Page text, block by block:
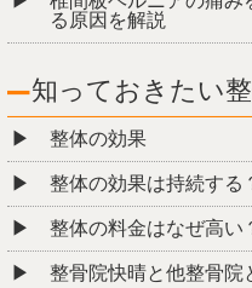
整体の効果
整体の料金はなぜ高い
整骨院快晴と他整骨院
格安のマッサージと値
か？
整体が不安な方に知っ